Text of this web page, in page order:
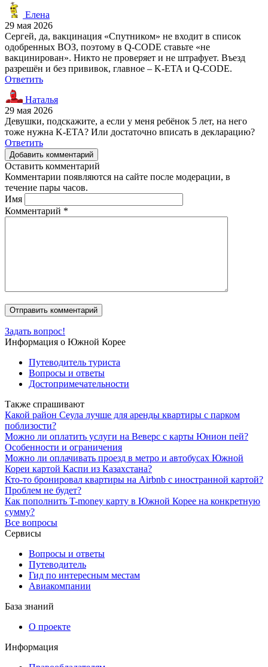
Елена
29 мая 2026
Сергей, да, вакцинация «Спутником» не входит в список
одобренных ВОЗ, поэтому в Q-CODE ставьте «не
вакцинирован». Никто не проверяет и не штрафует. Въезд
разрешён и без прививок, главное – K-ETA и Q-CODE.
Ответить
Наталья
29 мая 2026
Девушки, подскажите, а если у меня ребёнок 5 лет, на него
тоже нужна K-ETA? Или достаточно вписать в декларацию?
Ответить
Добавить комментарий
Оставить комментарий
Комментарии появляются на сайте после модерации, в
течение пары часов.
Имя
Комментарий *
Задать вопрос!
Информация о Южной Корее
Путеводитель туриста
Вопросы и ответы
Достопримечательности
Также спрашивают
Какой район Сеула лучше для аренды квартиры с парком
поблизости?
Можно ли оплатить услуги на Веверс с карты Юнион пей?
Особенности и ограничения
Можно ли оплачивать проезд в метро и автобусах Южной
Кореи картой Каспи из Казахстана?
Кто-то бронировал квартиры на Airbnb с иностранной картой?
Проблем не будет?
Как пополнить T-money карту в Южной Корее на конкретную
сумму?
Все вопросы
Сервисы
Вопросы и ответы
Путеводитель
Гид по интересным местам
Авиакомпании
База знаний
О проекте
Информация